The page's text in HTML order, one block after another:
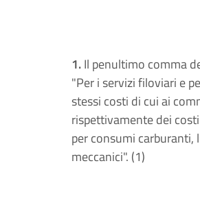
1.Il penultimo comma
"Per i servizi filoviari e
stessi costi di cui ai
rispettivamente dei
per consumi
meccanici". (1)